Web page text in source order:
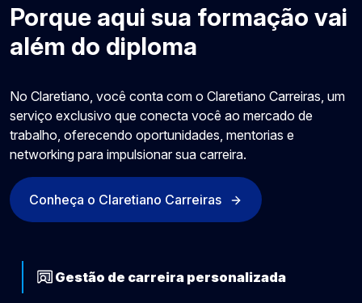
Porque aqui sua formação vai
além do diploma
No Claretiano, você conta com o Claretiano Carreiras, um
serviço exclusivo que conecta você ao mercado de
trabalho, oferecendo oportunidades, mentorias e
networking para impulsionar sua carreira.
Conheça o Claretiano Carreiras
Gestão de carreira personalizada